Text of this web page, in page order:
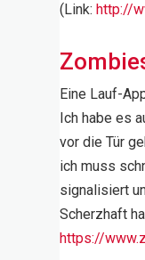
(Link: http://
Eine Lauf-
Ich habe es
vor die Tür
ich muss
signalisiert
Scherzhaft
https://